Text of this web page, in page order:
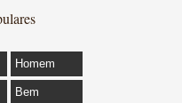
Homem
Bem